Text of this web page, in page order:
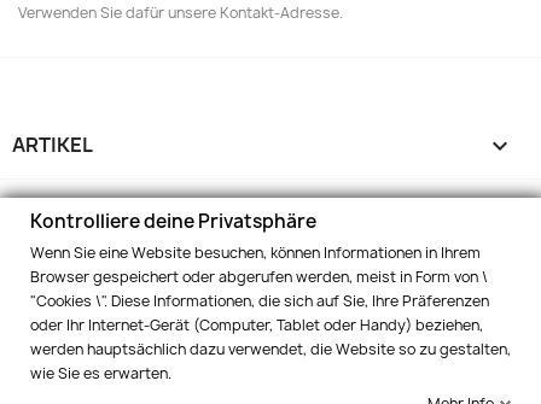
Verwenden Sie dafür unsere Kontakt-Adresse.
ARTIKEL 
UNTERNEHMEN 
IHR KONTO 
SHOP DATEN
Kontrolliere deine Privatsphäre
Wenn Sie eine Website besuchen, können Informationen in Ihrem
Browser gespeichert oder abgerufen werden, meist in Form von \
"Cookies \". Diese Informationen, die sich auf Sie, Ihre Präferenzen
oder Ihr Internet-Gerät (Computer, Tablet oder Handy) beziehen,
werden hauptsächlich dazu verwendet, die Website so zu gestalten,
wie Sie es erwarten.